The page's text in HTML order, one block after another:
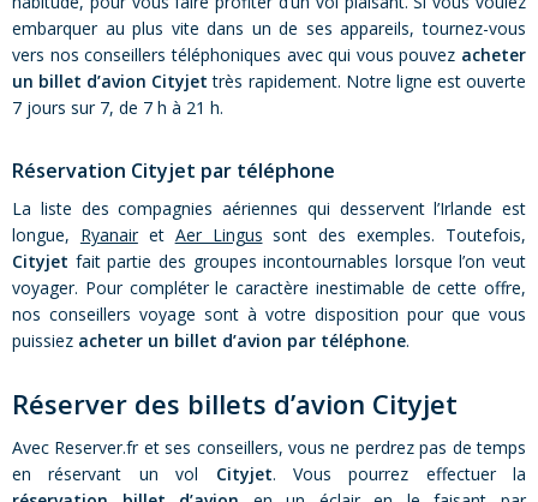
embarquer au plus vite dans un de ses appareils, tournez-vous
vers nos conseillers téléphoniques avec qui vous pouvez acheter
un billet d’avion Cityjet très rapidement. Notre ligne est ouverte
7 jours sur 7, de 7 h à 21 h.
Réservation Cityjet par téléphone
La liste des compagnies aériennes qui desservent l’Irlande est
longue, Ryanairet Aer Lingus sont des exemples. Toutefois,
Cityjet fait partie des groupes incontournables lorsque l’on veut
voyager. Pour compléter le caractère inestimable de cette offre,
nos conseillers voyage sont à votre disposition pour que vous
puissiez acheter un billet d’avion par téléphone.
Réserver des billets d’avion Cityjet
Avec Reserver.fr et ses conseillers, vous ne perdrez pas de temps
en réservant un vol Cityjet. Vous pourrez effectuer la